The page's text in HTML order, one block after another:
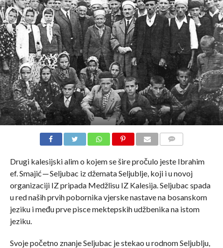
Drugi kalesijski alim o kojem se šire pročulo jeste Ibrahim
ef. Smajić ─ Seljubac iz džemata Seljublje, koji i u novoj
organizaciji IZ pripada Medžlisu IZ Kalesija. Seljubac spada
u red naših prvih pobornika vjerske nastave na bosanskom
jeziku i među prve pisce mektepskih udžbenika na istom
jeziku.
Svoje početno znanje Seljubac je stekao u rodnom Seljublju,